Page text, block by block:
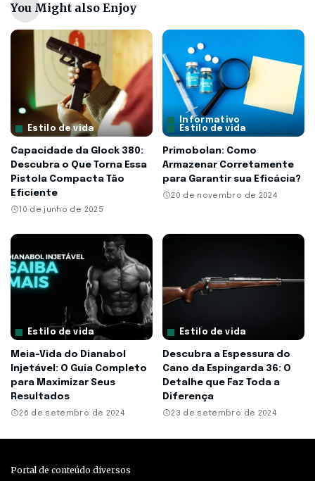
You Might also Enjoy
Estilo de vida
Capacidade da Glock 380:
Descubra o Que Torna Essa
Pistola Compacta Tão
Eficiente
10 de junho de 2025
Informativo
Estilo de vida
Primobolan: Como
Armazenar Corretamente
para Garantir sua Eficácia?
20 de novembro de 2024
Estilo de vida
Meia-Vida do Dianabol
Injetável: O Guia Completo
para Maximizar Seus
Resultados
26 de setembro de 2024
Estilo de vida
Descubra a Espessura do
Cano da Espingarda 36: O
Detalhe que Faz Toda a
Diferença
23 de setembro de 2024
Portal de conteúdo diversos